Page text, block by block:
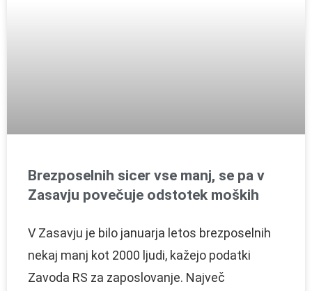
Brezposelnih sicer vse manj, se pa v
Zasavju povečuje odstotek moških
V Zasavju je bilo januarja letos brezposelnih
nekaj manj kot 2000 ljudi, kažejo podatki
Zavoda RS za zaposlovanje. Največ